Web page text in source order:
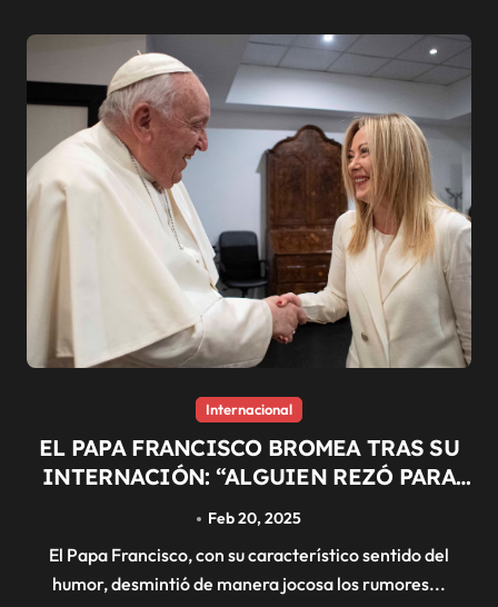
Internacional
EL PAPA FRANCISCO BROMEA TRAS SU
INTERNACIÓN: “ALGUIEN REZÓ PARA
QUE ME FUERA AL PARAÍSO, PERO DIOS
DECIDIÓ DEJARME AQUÍ”
Feb 20, 2025
El Papa Francisco, con su característico sentido del
humor, desmintió de manera jocosa los rumores...